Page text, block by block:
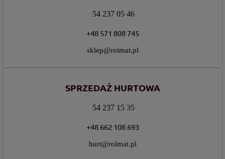
54 237 05 46
+48 571 808 745
sklep@rolmat.pl
SPRZEDAŻ HURTOWA
54 237 15 35
+48 662 108 693
hurt@rolmat.pl